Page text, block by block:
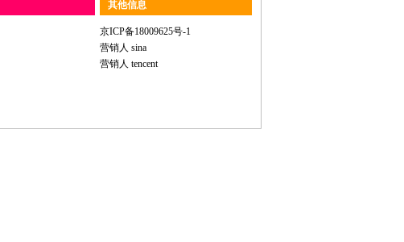
其他信息
京ICP备18009625号-1
营销人 sina
营销人 tencent